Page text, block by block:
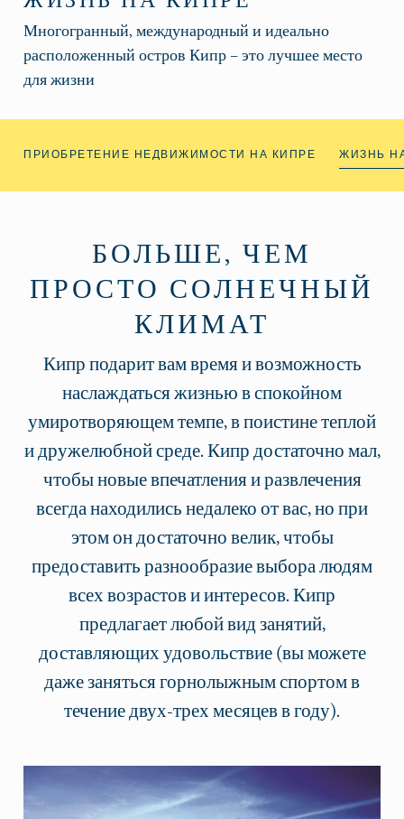
Многогранный, международный и идеально
расположенный остров Кипр – это лучшее место
для жизни
ПРИОБРЕТЕНИЕ НЕДВИЖИМОСТИ НА КИПРЕ ЖИЗНЬ
БОЛЬШЕ, ЧЕМ
ПРОСТО СОЛНЕЧНЫЙ
КЛИМАТ
Кипр подарит вам время и возможность
наслаждаться жизнью в спокойном
умиротворяющем темпе, в поистине теплой
и дружелюбной среде. Кипр достаточно мал,
чтобы новые впечатления и развлечения
всегда находились недалеко от вас, но при
этом он достаточно велик, чтобы
предоставить разнообразие выбора людям
всех возрастов и интересов. Кипр
предлагает любой вид занятий,
доставляющих удовольствие (вы можете
даже заняться горнолыжным спортом в
течение двух-трех месяцев в году).